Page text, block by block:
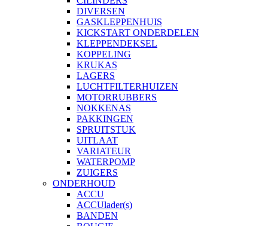
DIVERSEN
GASKLEPPENHUIS
KICKSTART ONDERDELEN
KLEPPENDEKSEL
KOPPELING
KRUKAS
LAGERS
LUCHTFILTERHUIZEN
MOTORRUBBERS
NOKKENAS
PAKKINGEN
SPRUITSTUK
UITLAAT
VARIATEUR
WATERPOMP
ZUIGERS
ONDERHOUD
ACCU
ACCUlader(s)
BANDEN